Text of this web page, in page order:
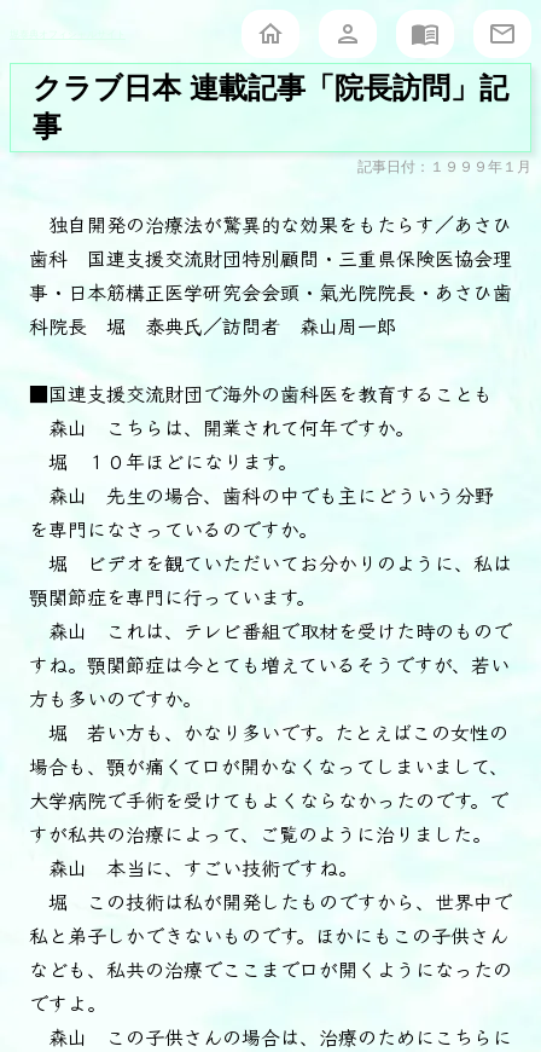
クラブ日本 連載記事「院長訪問」記
事
記事日付：１９９９年１月
独自開発の治療法が驚異的な効果をもたらす／あさひ
歯科 国連支援交流財団特別顧問・三重県保険医協会理
事・日本筋構正医学研究会会頭・氣光院院長・あさひ歯
科院長 堀 泰典氏／訪問者 森山周一郎
■国連支援交流財団で海外の歯科医を教育することも
森山 こちらは、開業されて何年ですか。
堀 １０年ほどになります。
森山 先生の場合、歯科の中でも主にどういう分野
を専門になさっているのですか。
堀 ビデオを観ていただいてお分かりのように、私は
顎関節症を専門に行っています。
森山 これは、テレビ番組で取材を受けた時のもので
すね。顎関節症は今とても増えているそうですが、若い
方も多いのですか。
堀 若い方も、かなり多いです。たとえばこの女性の
場合も、顎が痛くて口が開かなくなってしまいまして、
大学病院で手術を受けてもよくならなかったのです。で
すが私共の治療によって、ご覧のように治りました。
森山 本当に、すごい技術ですね。
堀 この技術は私が開発したものですから、世界中で
私と弟子しかできないものです。ほかにもこの子供さん
なども、私共の治療でここまで口が開くようになったの
ですよ。
森山 この子供さんの場合は、治療のためにこちらに